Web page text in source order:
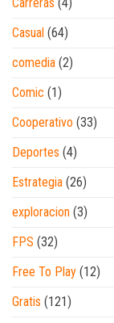
Casual (64)
comedia (2)
Comic (1)
Cooperativo (33)
Deportes (4)
Estrategia (26)
exploracion (3)
FPS (32)
Free To Play (12)
Gratis (121)